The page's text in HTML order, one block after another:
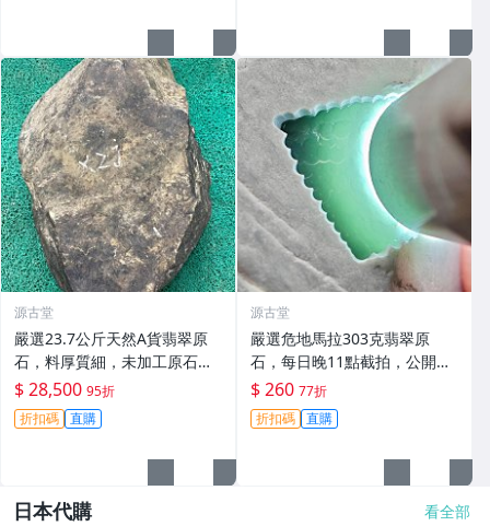
源古堂
嚴選23.7公斤天然A貨翡翠原
石，料厚質細，未加工原石，
老皮殼適合玩手鐲。支持郵
寄，詳情可洽。A貨翡翠 玉石
翡翠
$ 28,500 95折
折扣碼 直購
源古堂
嚴選危地馬拉303克翡翠原
石，每日晚11點截拍，公開真
實成交！晴水底開窗表現絕
佳。 危地馬拉 翡翠原石 晴水
底
$ 260 77折
折扣碼 直購
日本代購 看全部